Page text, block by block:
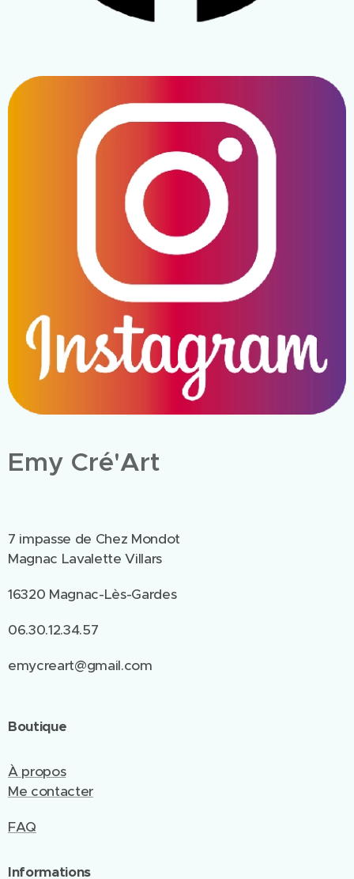
Emy Cré'Art
7 impasse de Chez Mondot
Magnac Lavalette Villars
16320 Magnac-Lès-Gardes
06.30.12.34.57
emycreart@gmail.com
Boutique
À propos
Me contacter
FAQ
Informations